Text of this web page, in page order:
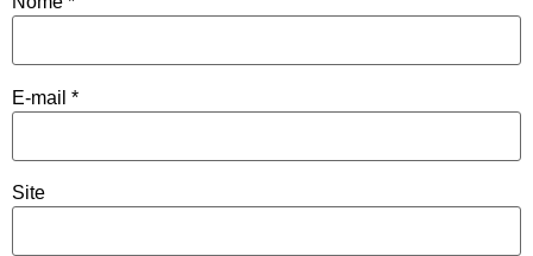
E-mail *
Site